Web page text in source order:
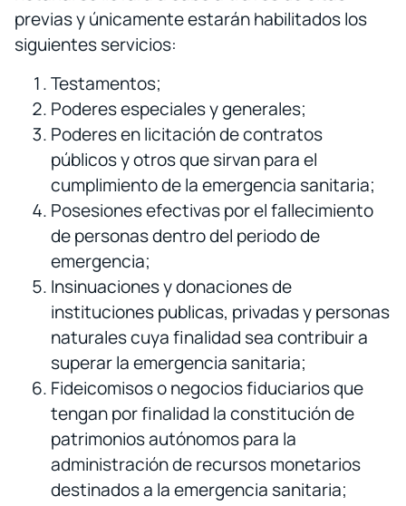
previas y únicamente estarán habilitados los
siguientes servicios:
Testamentos;
Poderes especiales y generales;
Poderes en licitación de contratos
públicos y otros que sirvan para el
cumplimiento de la emergencia sanitaria;
Posesiones efectivas por el fallecimiento
de personas dentro del periodo de
emergencia;
Insinuaciones y donaciones de
instituciones publicas, privadas y personas
naturales cuya finalidad sea contribuir a
superar la emergencia sanitaria;
Fideicomisos o negocios fiduciarios que
tengan por finalidad la constitución de
patrimonios autónomos para la
administración de recursos monetarios
destinados a la emergencia sanitaria;